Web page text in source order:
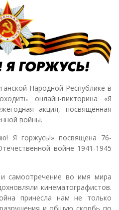
Народной Республике в
онлайн-викторина «Я
акция, посвященная
войны.
Я горжусь!» посвящена 76-
войне 1941-1945
самоотречение во имя мира
кинематографистов.
принесла нам не только
и общую скорбь по